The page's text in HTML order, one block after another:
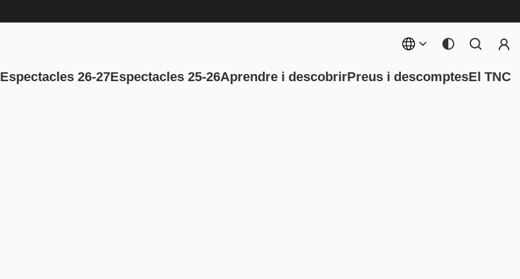
Navegación principal
Espectacles 26-27Espectacles 25-26Aprendre i descobrirPreus i descomptesEl TNC